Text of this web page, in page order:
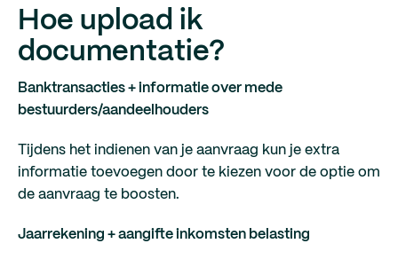
Hoe upload ik
documentatie?
Banktransacties + informatie over mede
bestuurders/aandeelhouders
Tijdens het indienen van je aanvraag kun je extra
informatie toevoegen door te kiezen voor de optie om
de aanvraag te boosten.
Jaarrekening + aangifte inkomsten belasting